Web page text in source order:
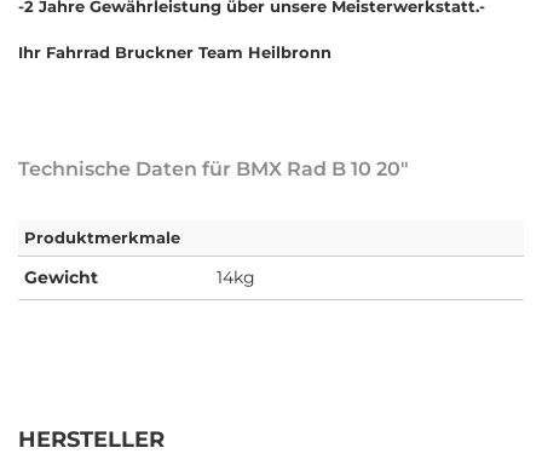
-2 Jahre Gewährleistung über unsere Meisterwerkstatt.-
Ihr Fahrrad Bruckner Team Heilbronn
Technische Daten für BMX Rad B 10 20"
Produktmerkmale
Gewicht 14kg
HERSTELLER